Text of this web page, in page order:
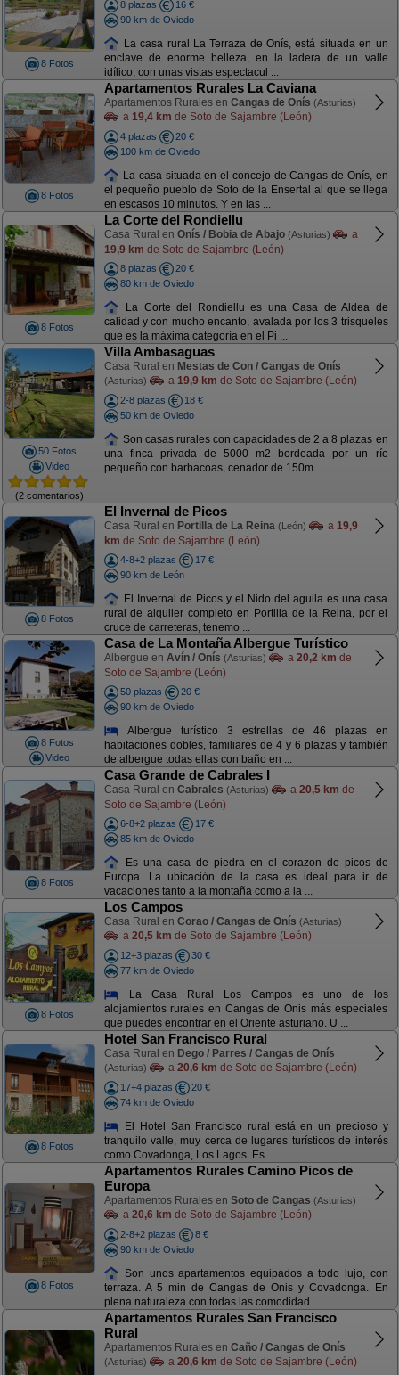
8 Fotos
8 plazas
16 €
90 km de Oviedo
La casa rural La Terraza de Onís, está situada en un
enclave de enorme belleza, en la ladera de un valle
idílico, con unas vistas espectacul ...
8 Fotos
Apartamentos Rurales La Caviana
Apartamentos Rurales en Cangas de Onís (Asturias)
a 19,4 km de Soto de Sajambre (León)
4 plazas
20 €
100 km de Oviedo
La casa situada en el concejo de Cangas de Onís, en
el pequeño pueblo de Soto de la Ensertal al que se llega
en escasos 10 minutos. Y en las ...
8 Fotos
La Corte del Rondiellu
Casa Rural en Onís / Bobia de Abajo (Asturias)
a
19,9 km de Soto de Sajambre (León)
8 plazas
20 €
80 km de Oviedo
La Corte del Rondiellu es una Casa de Aldea de
calidad y con mucho encanto, avalada por los 3 trisqueles
que es la máxima categoría en el Pi ...
50 Fotos
Video
(2 comentarios)
Villa Ambasaguas
Casa Rural en Mestas de Con / Cangas de Onís
(Asturias) a 19,9 km de Soto de Sajambre (León)
2-8 plazas
18 €
50 km de Oviedo
Son casas rurales con capacidades de 2 a 8 plazas en
una finca privada de 5000 m2 bordeada por un río
pequeño con barbacoas, cenador de 150m ...
8 Fotos
El Invernal de Picos
Casa Rural en Portilla de La Reina (León) a 19,9
km de Soto de Sajambre (León)
4-8+2 plazas
17 €
90 km de León
El Invernal de Picos y el Nido del aguila es una casa
rural de alquiler completo en Portilla de la Reina, por el
cruce de carreteras, tenemo ...
8 Fotos
Video
Casa de La Montaña Albergue Turístico
Albergue en Avín / Onís (Asturias) a 20,2 km de
Soto de Sajambre (León)
50 plazas
20 €
90 km de Oviedo
Albergue turístico 3 estrellas de 46 plazas en
habitaciones dobles, familiares de 4 y 6 plazas y también
de albergue todas ellas con baño en ...
8 Fotos
Casa Grande de Cabrales I
Casa Rural en Cabrales (Asturias) a 20,5 km de
Soto de Sajambre (León)
6-8+2 plazas
17 €
85 km de Oviedo
Es una casa de piedra en el corazon de picos de
Europa. La ubicación de la casa es ideal para ir de
vacaciones tanto a la montaña como a la ...
8 Fotos
Los Campos
Casa Rural en Corao / Cangas de Onís (Asturias)
a 20,5 km de Soto de Sajambre (León)
12+3 plazas
30 €
77 km de Oviedo
La Casa Rural Los Campos es uno de los
alojamientos rurales en Cangas de Onis más especiales
que puedes encontrar en el Oriente asturiano. U ...
8 Fotos
Hotel San Francisco Rural
Casa Rural en Dego / Parres / Cangas de Onís
(Asturias) a 20,6 km de Soto de Sajambre (León)
17+4 plazas
20 €
74 km de Oviedo
El Hotel San Francisco rural está en un precioso y
tranquilo valle, muy cerca de lugares turísticos de interés
como Covadonga, Los Lagos. Es ...
8 Fotos
Apartamentos Rurales Camino Picos de
Europa
Apartamentos Rurales en Soto de Cangas (Asturias)
a 20,6 km de Soto de Sajambre (León)
2-8+2 plazas
8 €
90 km de Oviedo
Son unos apartamentos equipados a todo lujo, con
terraza. A 5 min de Cangas de Onis y Covadonga. En
plena naturaleza con todas las comodidad ...
Apartamentos Rurales San Francisco
Rural
Apartamentos Rurales en Caño / Cangas de Onís
(Asturias) a 20,6 km de Soto de Sajambre (León)